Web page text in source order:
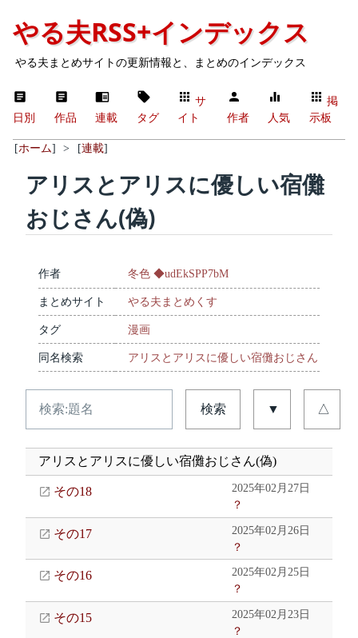
やる夫RSS+インデックス
やる夫まとめサイトの更新情報と、まとめのインデックス
日別 作品 連載 タグ
サ
イト
作者 人気
掲
示板
[ホーム] > [連載]
アリスとアリスに優しい宿儺
おじさん(偽)
作者 冬色 ◆udEkSPP7bM
まとめサイト やる夫まとめくす
タグ 漫画
同名検索 アリスとアリスに優しい宿儺おじさん
検索 ▼ △
アリスとアリスに優しい宿儺おじさん(偽)
その18
2025年02月27日
？
その17
2025年02月26日
？
その16
2025年02月25日
？
その15
2025年02月23日
？